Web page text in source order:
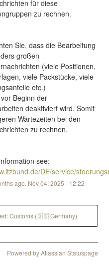
für diese
zu rechnen.
Sie, dass die Bearbeitung
großen
(viele Positionen,
viele Packstücke, viele
etc.)
Beginn der
deaktiviert wird. Somit
Wartezeiten bei den
zu rechnen.
DE/service/
ago. Nov04, 2025 - 12:22
Customs (🇩🇪 Germany).
Powered by Atlassian Statuspage